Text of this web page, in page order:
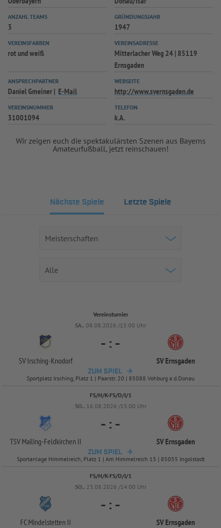
ANZAHL TEAMS
3
GRÜNDUNGSJAHR
1947
VEREINSFARBEN
rot und weiß
VEREINSADRESSE
Mitterlacher Weg 24 | 85119
Ernsgaden
ANSPRECHPARTNER
Daniel Gmeiner E-Mail
WEBSEITE
http://www.svernsgaden.de
VEREINSNUMMER
31001094
TELEFON
k.A.
Wir zeigen euch die spektakulärsten Szenen aus Bayerns
Amateurfußball, jetzt reinschauen!
Nächste Spiele Letzte Spiele
Vereinsturnier
SA.. 08.08.2026 /15:00 Uhr
SV Irsching-Knodorf
- : -
SV Ernsgaden
ZUM SPIEL
Sportplatz Irsching, Platz 1 | Paarstr. 20 | 85088 Vohburg a.d.Donau
FS/H/K-FS/D/I/1
SO.. 16.08.2026 /15:00 Uhr
TSV Mailing-Feldkirchen II
- : -
SV Ernsgaden
ZUM SPIEL
Sportanlage Himmelreich, Platz 1 | Am Himmelreich 15 | 85055 Ingolstadt
FS/H/K-FS/D/I/1
SO.. 23.08.2026 /14:00 Uhr
FC Mindelstetten II
- : -
SV Ernsgaden